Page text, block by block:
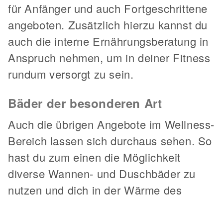
für Anfänger und auch Fortgeschrittene
angeboten. Zusätzlich hierzu kannst du
auch die interne Ernährungsberatung in
Anspruch nehmen, um in deiner Fitness
rundum versorgt zu sein.
Bäder der besonderen Art
Auch die übrigen Angebote im Wellness-
Bereich lassen sich durchaus sehen. So
hast du zum einen die Möglichkeit
diverse Wannen- und Duschbäder zu
nutzen und dich in der Wärme des